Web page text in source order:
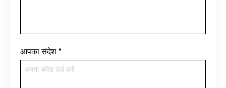
आपका संदेश *